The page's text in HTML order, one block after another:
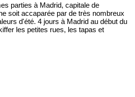
parties à Madrid, capitale de
soit accaparée par de très nombreux
d'été. 4 jours à Madrid au début du
les petites rues, les tapas et